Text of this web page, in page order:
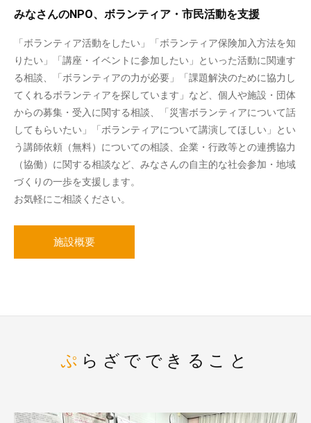
みなさんのNPO、ボランティア・市民活動を支援
「ボランティア活動をしたい」「ボランティア保険加入方法を知
りたい」「講座・イベントに参加したい」といった活動に関連す
る相談、「ボランティアの力が必要」「課題解決のために協力し
てくれるボランティアを探しています」など、個人や施設・団体
からの募集・受入に関する相談、「災害ボランティアについて話
してもらいたい」「ボランティアについて講演してほしい」とい
う講師依頼（無料）についての相談、企業・行政等との連携協力
（協働）に関する相談など、みなさんの自主的な社会参加・地域
づくりの一歩を支援します。
お気軽にご相談ください。
施設概要
ぷらざでできること